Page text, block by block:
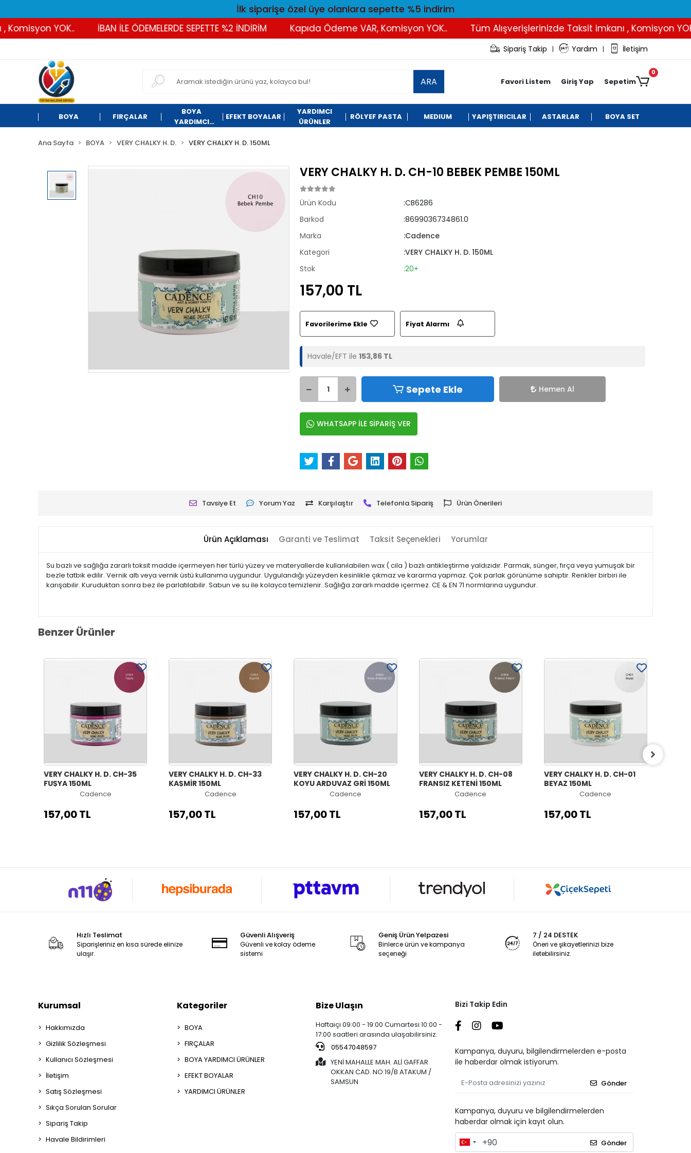
İlk siparişe özel üye olanlara sepette %5 indirim
YOK.. İBAN İLE ÖDEMELERDE SEPETTE %2 İNDİRİM Kapıda Ödeme VAR, Komisyon YOK.. Tüm Alışverişlerinizde Taksit imkanı , Komisyon YOK..
Sipariş Takip | Yardım | İletişim
ARA Favori Listem Giriş Yap Sepetim
0
BOYA FIRÇALAR
BOYA
YARDIMCI
EFEKT BOYALAR
YARDIMCI
ÜRÜNLER
RÖLYEF PASTA MEDIUM YAPIŞTIRICILAR ASTARLAR BOYA SET
Ana Sayfa BOYA VERY CHALKY H. D. VERY CHALKY H. D. 150ML
VERY CHALKY H. D. CH-10 BEBEK PEMBE 150ML
Ürün Kodu
:CB6286
Barkod
:8699036734861.0
Marka
:Cadence
Kategori
:VERY CHALKY H. D. 150ML
Stok
:20+
157,00 TL
Favorilerime Ekle Fiyat Alarmı
Havale/EFT ile153,86 TL
Sepete Ekle Hemen Al
WHATSAPP İLE SİPARİŞ VER
Tavsiye Et Yorum Yaz Karşılaştır Telefonla Sipariş Ürün Önerileri
Ürün Açıklaması Garanti ve Teslimat Taksit Seçenekleri Yorumlar
Su bazlı ve sağlığa zararlı toksit madde içermeyen her türlü yüzey ve materyallerde kullanılabilen wax ( cila ) bazlı antikleştirme yaldızıdır. Parmak, sünger, fırça veya yumuşak bir
bezle tatbik edilir. Vernik altı veya vernik üstü kullanıma uygundur. Uygulandığı yüzeyden kesinlikle çıkmaz ve kararma yapmaz. Çok parlak görünüme sahiptir. Renkler birbiri ile
karışabilir. Kuruduktan sonra bez ile parlatılabilir. Sabun ve su ile kolayca temizlenir. Sağlığa zararlı madde içermez. CE & EN 71 normlarına uygundur.
Benzer Ürünler
VERY CHALKY H. D. CH-35
FUŞYA 150ML
Cadence
157,00 TL
VERY CHALKY H. D. CH-33
KAŞMİR 150ML
Cadence
157,00 TL
VERY CHALKY H. D. CH-20
KOYU ARDUVAZ GRİ 150ML
Cadence
157,00 TL
VERY CHALKY H. D. CH-08
FRANSIZ KETENİ 150ML
Cadence
157,00 TL
VERY CHALKY H. D. CH-01
BEYAZ 150ML
Cadence
157,00 TL
Hızlı Teslimat
Siparişleriniz en kısa sürede elinize
ulaşır.
Güvenli Alışveriş
Güvenli ve kolay ödeme
sistemi
Geniş Ürün Yelpazesi
Binlerce ürün ve kampanya
seçeneği
7 / 24 DESTEK
Öneri ve şikayetlerinizi bize
iletebilirsiniz.
Kurumsal
Hakkımızda
Gizlilik Sözleşmesi
Kullanıcı Sözleşmesi
İletişim
Satış Sözleşmesi
Sıkça Sorulan Sorular
Sipariş Takip
Havale Bildirimleri
Kategoriler
BOYA
FIRÇALAR
BOYA YARDIMCI ÜRÜNLER
EFEKT BOYALAR
YARDIMCI ÜRÜNLER
Bize Ulaşın
Haftaiçi 09:00 - 19:00 Cumartesi 10:00 -
17:00 saatleri arasında ulaşabilirsiniz.
05547048597
YENİ MAHALLE MAH. ALİ GAFFAR
OKKAN CAD. NO:19/B ATAKUM /
SAMSUN
Bizi Takip Edin
Kampanya, duyuru, bilgilendirmelerden e-posta
ile haberdar olmak istiyorum.
Gönder
Kampanya, duyuru ve bilgilendirmelerden
haberdar olmak için kayıt olun.
Gönder